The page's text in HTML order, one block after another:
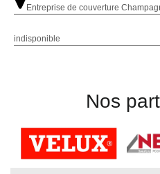
Entreprise de couverture
indisponible
Nos